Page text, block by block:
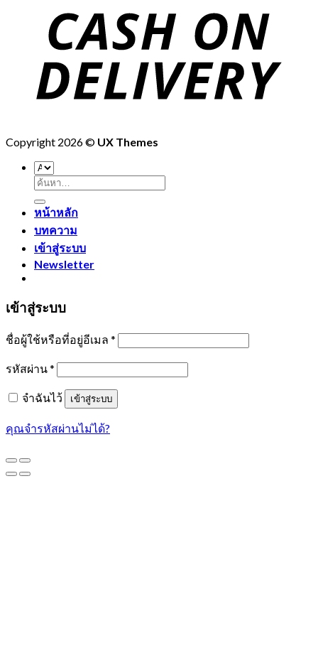
Copyright 2026 © UX Themes
ค้นหา:
หน้าหลัก
บทความ
เข้าสู่ระบบ
Newsletter
เข้าสู่ระบบ
ชื่อผู้ใช้หรือที่อยู่อีเมล *
รหัสผ่าน*
จำฉันไว้ เข้าสู่ระบบ
คุณจำรหัสผ่านไม่ได้?